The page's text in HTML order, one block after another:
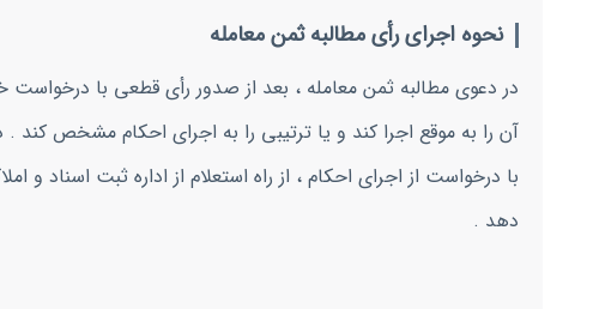
نحوه اجرای رأی مطالبه ثمن معامله
آن را به موقع اجرا کند و یا ترتیبی را به اجرای احکام مشخص
با درخواست از اجرای احکام ، از راه استعلام از اداره ثبت اسناد و
دهد .